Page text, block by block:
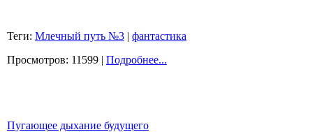
Теги: Млечный путь №3 | фантастика
Просмотров: 11599 | Подробнее...
Пугающее дыхание будущего